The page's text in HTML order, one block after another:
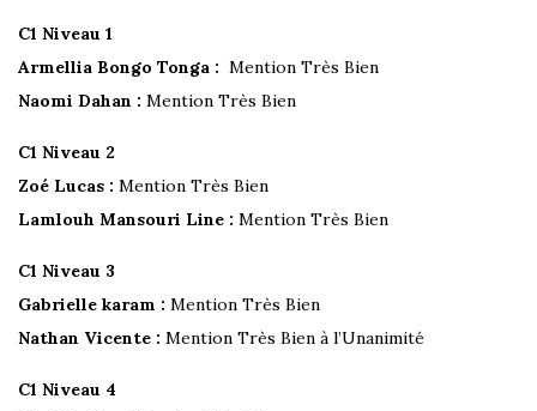
C1 Niveau 1
Armellia Bongo Tonga : Mention Très Bien
Naomi Dahan : Mention Très Bien
C1 Niveau 2
Zoé Lucas : Mention Très Bien
Lamlouh Mansouri Line : Mention Très Bien
C1 Niveau 3
Gabrielle karam : Mention Très Bien
Nathan Vicente : Mention Très Bien à l’Unanimité
C1 Niveau 4